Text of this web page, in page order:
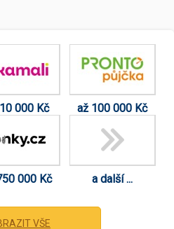
000 Kč až 100 000 Kč
000 Kč a další ...
VŠE